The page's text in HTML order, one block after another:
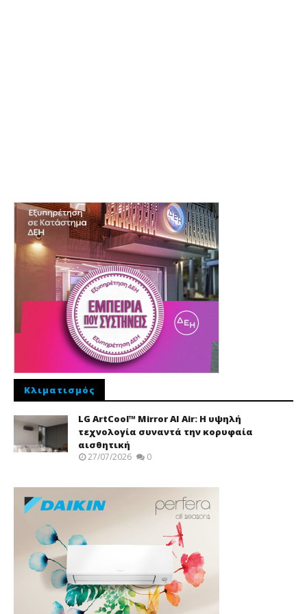
Κλιματισμός
LG ArtCool™ Mirror AI Air: Η υψηλή
τεχνολογία συναντά την κορυφαία
αισθητική
27/07/2026 0